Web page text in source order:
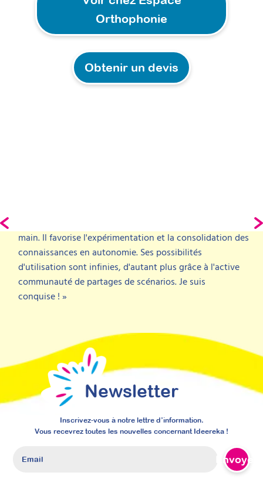
Orthophonie
Obtenir un devis
main. Il favorise l'expérimentation et la consolidation des
connaissances en autonomie. Ses possibilités
d'utilisation sont infinies, d'autant plus grâce à l'active
communauté de partages de scénarios. Je suis
conquise ! »
Newsletter
Inscrivez-vous à notre lettre d’information.
Vous recevrez toutes les nouvelles concernant Ideereka !
Envoyer